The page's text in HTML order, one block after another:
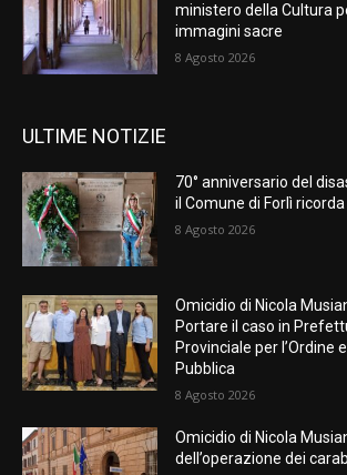
ministero della Cultura
immagini sacre
8 Agosto 2026
ULTIME NOTIZIE
70° anniversario del
il Comune di Forlì
8 Agosto 2026
Omicidio di Nicola
Portare il caso in
Provinciale per l’Ordine
Pubblica
8 Agosto 2026
Omicidio di Nicola
dell’operazione dei